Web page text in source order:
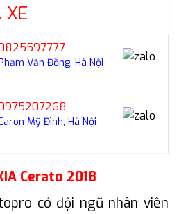
Văn Đồng, Hà Nội
Mỹ Đình, Hà Nội
Cerato 2018
có đội ngũ nhân viên